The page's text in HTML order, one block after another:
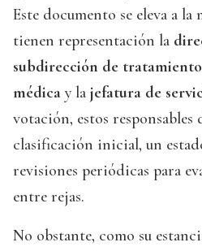
Este documento se eleva a
tienen representación la
subdirección de tratamiento
médica y la jefatura de
votación, estos responsables
clasificación inicial, un
revisiones periódicas para
entre rejas.
No obstante, como su